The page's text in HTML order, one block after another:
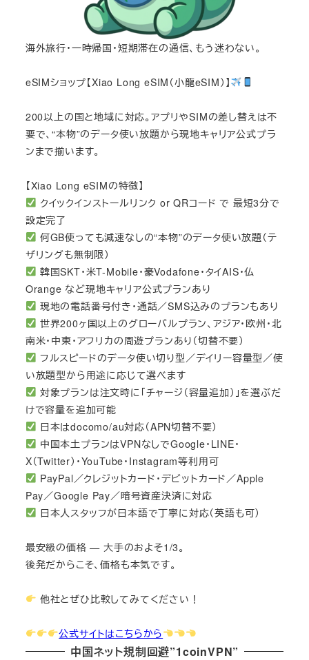
海外旅行・一時帰国・短期滞在の通信、もう迷わない。
eSIMショップ【Xiao Long eSIM（小龍eSIM）】
200以上の国と地域に対応。アプリやSIMの差し替えは不
要で、“本物”のデータ使い放題から現地キャリア公式プラ
ンまで揃います。
【Xiao Long eSIMの特徴】
クイックインストールリンク or QRコード で 最短3分で
設定完了
何GB使っても減速なしの“本物”のデータ使い放題（テ
ザリングも無制限）
韓国SKT・米T-Mobile・豪Vodafone・タイAIS・仏
Orange など現地キャリア公式プランあり
現地の電話番号付き・通話／SMS込みのプランもあり
世界200ヶ国以上のグローバルプラン、アジア・欧州・北
南米・中東・アフリカの周遊プランあり（切替不要）
フルスピードのデータ使い切り型／デイリー容量型／使
い放題型から用途に応じて選べます
対象プランは注文時に「チャージ（容量追加）」を選ぶだ
けで容量を追加可能
日本はdocomo/au対応（APN切替不要）
中国本土プランはVPNなしでGoogle・LINE・
X（Twitter）・YouTube・Instagram等利用可
PayPal／クレジットカード・デビットカード／Apple
Pay／Google Pay／暗号資産決済に対応
日本人スタッフが日本語で丁寧に対応（英語も可）
最安級の価格 — 大手のおよそ1/3。
後発だからこそ、価格も本気です。
他社とぜひ比較してみてください！
公式サイトはこちらから
中国ネット規制回避”1coinVPN”